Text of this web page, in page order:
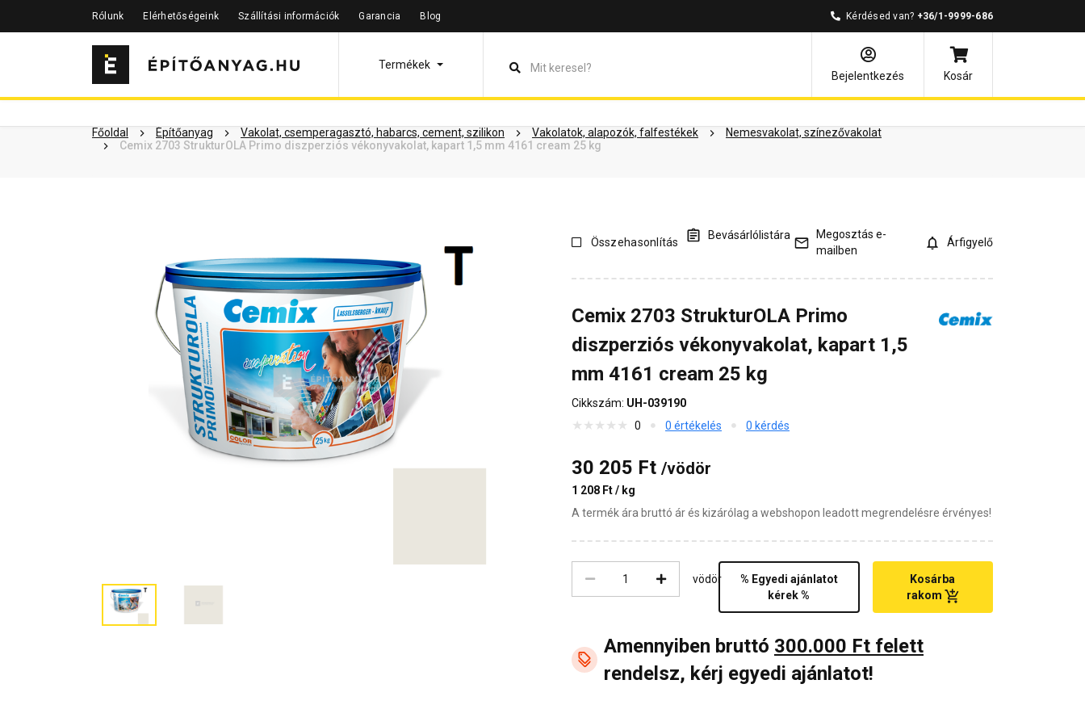
Rólunk Elérhetőségeink Szállítási információk Garancia Blog Kérdésed van? +36/1-9999-686
Termékek
Bejelentkezés
Kosár
Főoldal Építőanyag Vakolat, csemperagasztó, habarcs, cement, szilikon Vakolatok, alapozók, falfestékek
Nemesvakolat, színezővakolat
Cemix 2703 StrukturOLA Primo diszperziós vékonyvakolat, kapart 1,5 mm 4161 cream 25 kg
Szükséged lehet rá Részletes leírás Termékinformáció Dokumentumok Vásárlói vélemények Kérdések és válaszok
Összehasonlítás
Bevásárlólistára
Megosztás e-
mailben
Árfigyelő
Cemix 2703 StrukturOLA Primo
diszperziós vékonyvakolat, kapart 1,5
mm 4161 cream 25 kg
Cikkszám: UH-039190
0
0 értékelés 0 kérdés
30 205 Ft /vödör
1 208 Ft / kg
A termék ára bruttó ár és kizárólag a webshopon leadott megrendelésre érvényes!
vödör
% Egyedi ajánlatot
kérek %
Kosárba
rakom
Amennyiben bruttó 300.000 Ft felett
rendelsz, kérj egyedi ajánlatot!